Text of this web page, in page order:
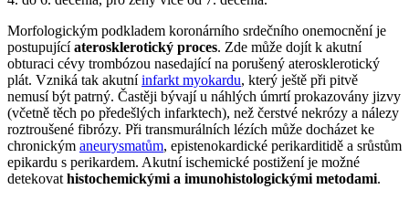
Morfologickým podkladem koronárního srdečního onemocnění je
postupujícíaterosklerotický proces. Zde může dojít k akutní
obturaci cévy trombózou nasedající na porušený aterosklerotický
plát. Vzniká tak akutníinfarkt myokardu, který ještě při pitvě
nemusí být patrný. Častěji bývají u náhlých úmrtí prokazovány jizvy
(včetně těch po předešlých infarktech), než čerstvé nekrózy a nálezy
roztroušené fibrózy. Při transmurálních lézích může docházet ke
chronickým aneurysmatům, epistenokardické perikarditidě a srůstům
epikardu s perikardem. Akutní ischemické postižení je možné
detekovat histochemickými a imunohistologickými metodami.